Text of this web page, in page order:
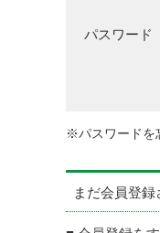
パスワード
※パスワードを
まだ会員登